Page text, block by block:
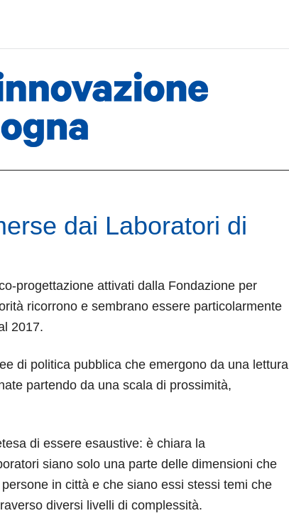
dai Laboratori di
progettazione attivati dalla Fondazione per
ricorrono e sembrano essere particolarmente
2017.
di politica pubblica che emergono da una lettura
partendo da una scala di prossimità,
di essere esaustive: è chiara la
siano solo una parte delle dimensioni che
in città e che siano essi stessi temi che
diversi livelli di complessità.